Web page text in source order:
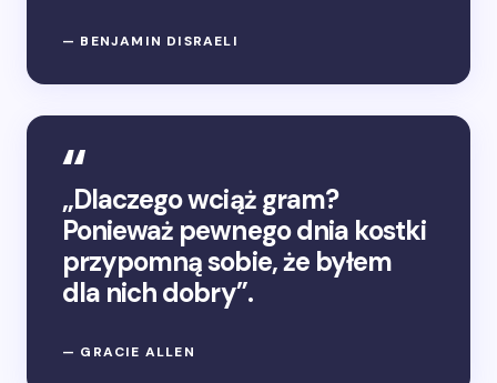
— BENJAMIN DISRAELI
„Dlaczego wciąż gram?
Ponieważ pewnego dnia kostki
przypomną sobie, że byłem
dla nich dobry”.
— GRACIE ALLEN